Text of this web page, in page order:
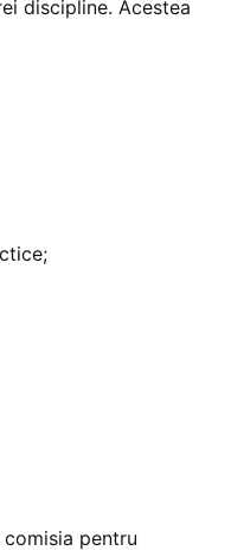
discipline. Acestea
pentru